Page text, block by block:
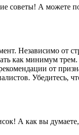
советы! А можете
Независимо от
как минимум
от
Убедитесь,
А как вы